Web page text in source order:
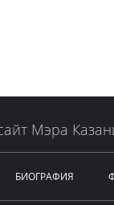
Мэра
БИОГРАФИЯ